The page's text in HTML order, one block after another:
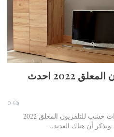
ديكورات خشب للتلفزيون المعلق 2022 احدث
أصبح الجميع حاليا يهتم بعمل ديكورات خشب للتلفزيون المعلق 2022
أن هناك العديد…